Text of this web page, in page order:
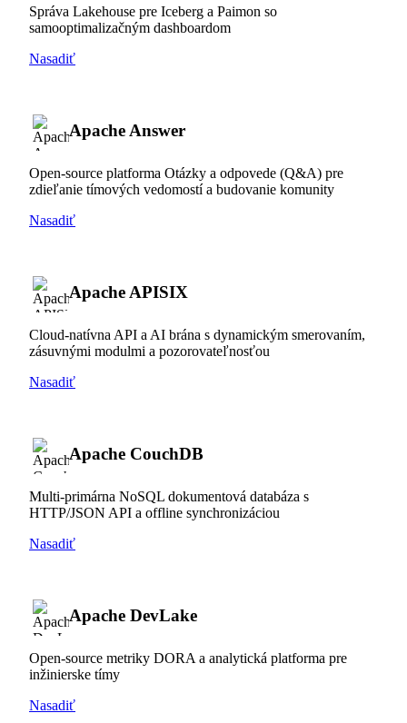
Správa Lakehouse pre Iceberg a Paimon so
samooptimalizačným dashboardom
Nasadiť
Apache Answer
Open-source platforma Otázky a odpovede (Q&A) pre
zdieľanie tímových vedomostí a budovanie komunity
Nasadiť
Apache APISIX
Cloud-natívna API a AI brána s dynamickým smerovaním,
zásuvnými modulmi a pozorovateľnosťou
Nasadiť
Apache CouchDB
Multi-primárna NoSQL dokumentová databáza s
HTTP/JSON API a offline synchronizáciou
Nasadiť
Apache DevLake
Open-source metriky DORA a analytická platforma pre
inžinierske tímy
Nasadiť